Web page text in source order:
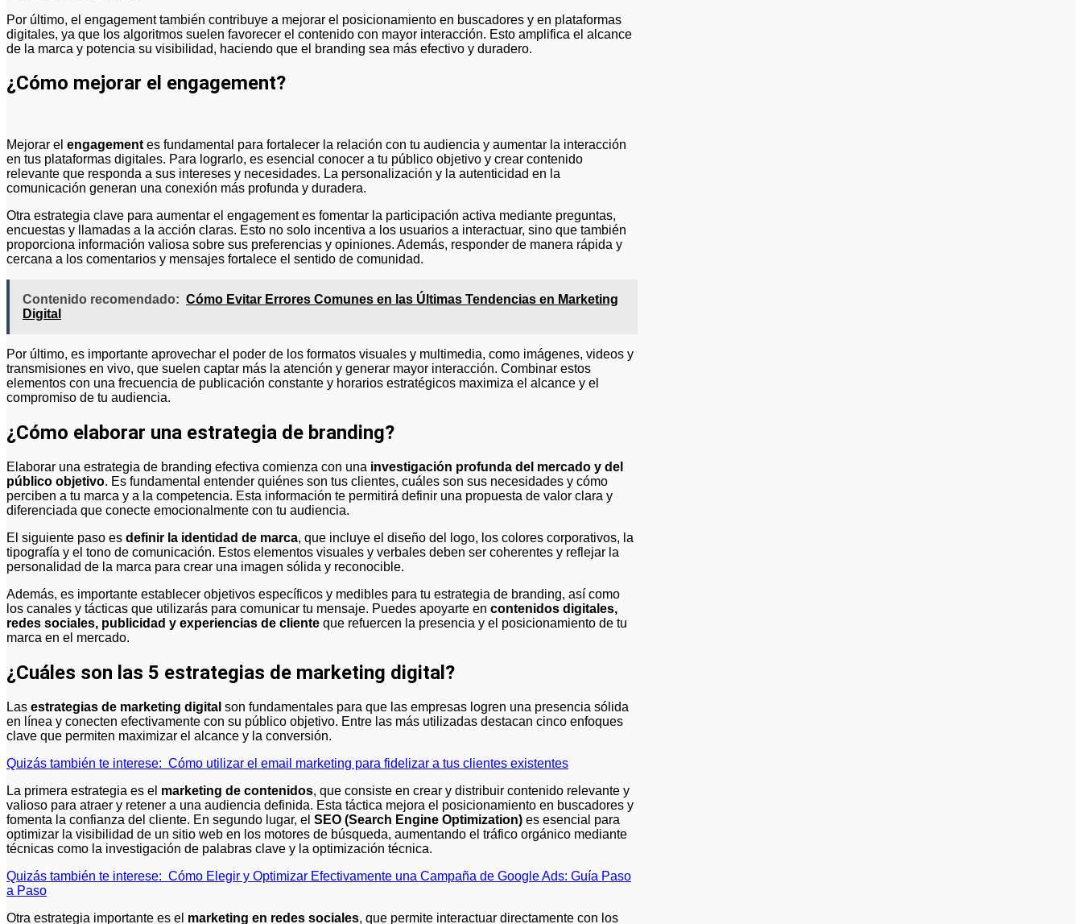
Por último, el engagement también contribuye a mejorar el posicionamiento en buscadores y en plataformas
digitales, ya que los algoritmos suelen favorecer el contenido con mayor interacción. Esto amplifica el alcance
de la marca y potencia su visibilidad, haciendo que el branding sea más efectivo y duradero.
¿Cómo mejorar el engagement?
Mejorar el engagement es fundamental para fortalecer la relación con tu audiencia y aumentar la interacción
en tus plataformas digitales. Para lograrlo, es esencial conocer a tu público objetivo y crear contenido
relevante que responda a sus intereses y necesidades. La personalización y la autenticidad en la
comunicación generan una conexión más profunda y duradera.
Otra estrategia clave para aumentar el engagement es fomentar la participación activa mediante preguntas,
encuestas y llamadas a la acción claras. Esto no solo incentiva a los usuarios a interactuar, sino que también
proporciona información valiosa sobre sus preferencias y opiniones. Además, responder de manera rápida y
cercana a los comentarios y mensajes fortalece el sentido de comunidad.
Contenido recomendado: Cómo Evitar Errores Comunes en las Últimas Tendencias en Marketing
Digital
Por último, es importante aprovechar el poder de los formatos visuales y multimedia, como imágenes, videos y
transmisiones en vivo, que suelen captar más la atención y generar mayor interacción. Combinar estos
elementos con una frecuencia de publicación constante y horarios estratégicos maximiza el alcance y el
compromiso de tu audiencia.
¿Cómo elaborar una estrategia de branding?
Elaborar una estrategia de branding efectiva comienza con una investigación profunda del mercado y del
público objetivo. Es fundamental entender quiénes son tus clientes, cuáles son sus necesidades y cómo
perciben a tu marca y a la competencia. Esta información te permitirá definir una propuesta de valor clara y
diferenciada que conecte emocionalmente con tu audiencia.
El siguiente paso es definir la identidad de marca, que incluye el diseño del logo, los colores corporativos, la
tipografía y el tono de comunicación. Estos elementos visuales y verbales deben ser coherentes y reflejar la
personalidad de la marca para crear una imagen sólida y reconocible.
Además, es importante establecer objetivos específicos y medibles para tu estrategia de branding, así como
los canales y tácticas que utilizarás para comunicar tu mensaje. Puedes apoyarte en contenidos digitales,
redes sociales, publicidad y experiencias de cliente que refuercen la presencia y el posicionamiento de tu
marca en el mercado.
¿Cuáles son las 5 estrategias de marketing digital?
Las estrategias de marketing digital son fundamentales para que las empresas logren una presencia sólida
en línea y conecten efectivamente con su público objetivo. Entre las más utilizadas destacan cinco enfoques
clave que permiten maximizar el alcance y la conversión.
Quizás también te interese: Cómo utilizar el email marketing para fidelizar a tus clientes existentes
La primera estrategia es el marketing de contenidos, que consiste en crear y distribuir contenido relevante y
valioso para atraer y retener a una audiencia definida. Esta táctica mejora el posicionamiento en buscadores y
fomenta la confianza del cliente. En segundo lugar, el SEO (Search Engine Optimization) es esencial para
optimizar la visibilidad de un sitio web en los motores de búsqueda, aumentando el tráfico orgánico mediante
técnicas como la investigación de palabras clave y la optimización técnica.
Quizás también te interese: Cómo Elegir y Optimizar Efectivamente una Campaña de Google Ads: Guía Paso
a Paso
Otra estrategia importante es el marketing en redes sociales, que permite interactuar directamente con los